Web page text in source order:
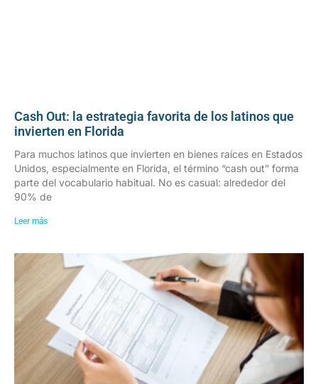
Cash Out: la estrategia favorita de los latinos que
invierten en Florida
Para muchos latinos que invierten en bienes raíces en Estados
Unidos, especialmente en Florida, el término “cash out” forma
parte del vocabulario habitual. No es casual: alrededor del
90% de
Leer más